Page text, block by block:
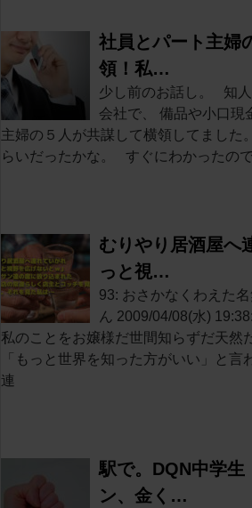
社員とパート主婦
領！私…
少し前のお話し。 知
会社で、 備品や小口現
主婦の５人が共謀して横領してました
らいだったかな。 すぐにわかったの
むりやり居酒屋へ
っと視…
93: おさかなくわえた名
ん 2009/04/08(水)
私のことをお嬢様だ世間知らずだ天然
「もっと世界を知った方がいい」と言
連
駅で。DQN中学生
ン、金く…